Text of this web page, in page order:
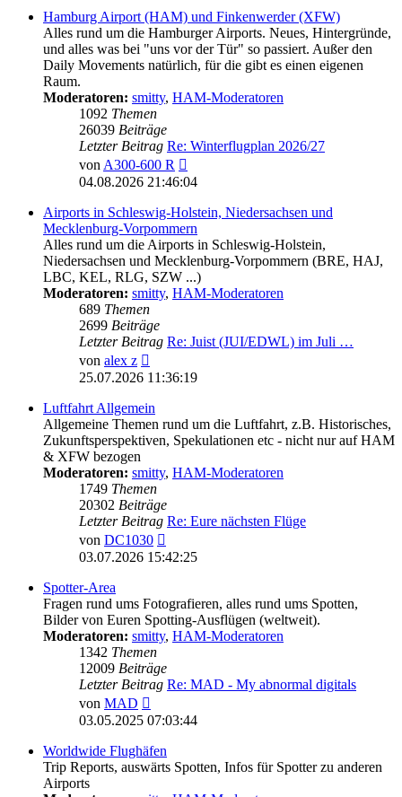
Hamburg Airport (HAM) und Finkenwerder (XFW)
Alles rund um die Hamburger Airports. Neues, Hintergründe,
und alles was bei "uns vor der Tür" so passiert. Außer den
Daily Movements natürlich, für die gibt es einen eigenen
Raum.
Moderatoren: smitty, HAM-Moderatoren
1092 Themen
26039 Beiträge
Letzter Beitrag Re: Winterflugplan 2026/27
vonA300-600 R
Beitrag
04.08.2026 21:46:04
Airports in Schleswig-Holstein, Niedersachsen und
Mecklenburg-Vorpommern
Alles rund um die Airports in Schleswig-Holstein,
Niedersachsen und Mecklenburg-Vorpommern (BRE, HAJ,
LBC, KEL, RLG, SZW ...)
Moderatoren: smitty, HAM-Moderatoren
689 Themen
2699 Beiträge
Letzter Beitrag Re: Juist (JUI/EDWL) im Juli …
von alex z
Beitrag
25.07.2026 11:36:19
Luftfahrt Allgemein
Allgemeine Themen rund um die Luftfahrt, z.B. Historisches,
Zukunftsperspektiven, Spekulationen etc - nicht nur auf HAM
& XFW bezogen
Moderatoren: smitty, HAM-Moderatoren
1749 Themen
20302 Beiträge
Letzter Beitrag Re: Eure nächsten Flüge
von DC1030
Beitrag
03.07.2026 15:42:25
Spotter-Area
Fragen rund ums Fotografieren, alles rund ums Spotten,
Bilder von Euren Spotting-Ausflügen (weltweit).
Moderatoren: smitty, HAM-Moderatoren
1342 Themen
12009 Beiträge
Letzter Beitrag Re: MAD - My abnormal digitals
von MAD
Beitrag
03.05.2025 07:03:44
Worldwide Flughäfen
Trip Reports, auswärts Spotten, Infos für Spotter zu anderen
Airports